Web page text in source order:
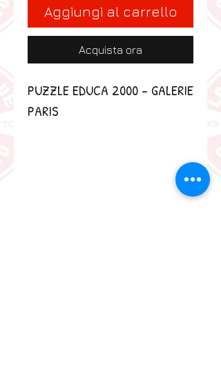
Aggiungi al carrello
Acquista ora
PUZZLE EDUCA 2000 - GALERIE
PARIS